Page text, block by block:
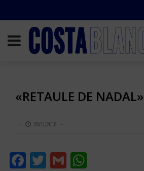
«RETAULE DE NADAL»
28/11/2018
Facebook
Twitter
Gmail